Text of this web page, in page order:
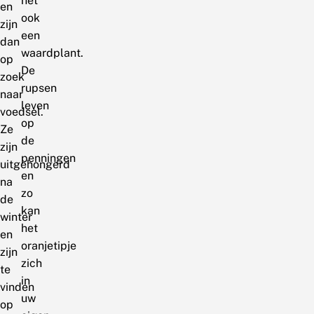
en
zijn
dan
op
zoek
naar
voedsel.
Ze
zijn
uitgehongerd
na
de
winter
en
zijn
te
vinden
op
ook
een
waardplant.
De
rupsen
leven
op
de
penningen
en
zo
kan
het
oranjetipje
zich
in
uw